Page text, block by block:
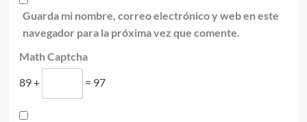
Guarda mi nombre, correo electrónico y web en este
navegador para la próxima vez que comente.
Math Captcha
89 +
= 97